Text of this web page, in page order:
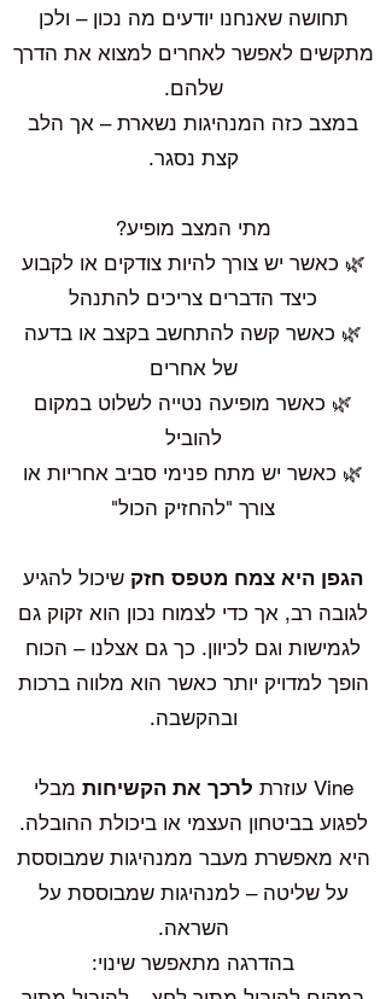
תחושה שאנחנו יודעים מה נכון – ולכן
מתקשים לאפשר לאחרים למצוא את הדרך
שלהם.
במצב כזה המנהיגות נשארת – אך הלב
קצת נסגר.
מתי המצב מופיע?
🌿 כאשר יש צורך להיות צודקים או לקבוע
כיצד הדברים צריכים להתנהל
🌿 כאשר קשה להתחשב בקצב או בדעה
של אחרים
🌿 כאשר מופיעה נטייה לשלוט במקום
להוביל
🌿 כאשר יש מתח פנימי סביב אחריות או
צורך "להחזיק הכול"
הגפן היא צמח מטפס חזק שיכול להגיע
לגובה רב, אך כדי לצמוח נכון הוא זקוק גם
לגמישות וגם לכיוון. כך גם אצלנו – הכוח
הופך למדויק יותר כאשר הוא מלווה ברכות
ובהקשבה.
Vine עוזרת לרכך את הקשיחות מבלי
לפגוע בביטחון העצמי או ביכולת ההובלה.
היא מאפשרת מעבר ממנהיגות שמבוססת
על שליטה – למנהיגות שמבוססת על
השראה.
בהדרגה מתאפשר שינוי: